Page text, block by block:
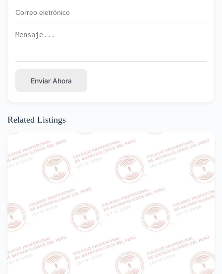
Enviar Ahora
Related Listings